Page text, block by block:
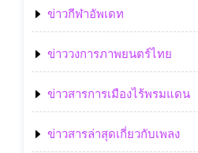
ข่าวกีฬาอัพเดท
ข่าววงการภาพยนตร์ไทย
ข่าวสารการเมืองไร้พรมแดน
ข่าวสารล่าสุดเกี่ยวกับเพลง